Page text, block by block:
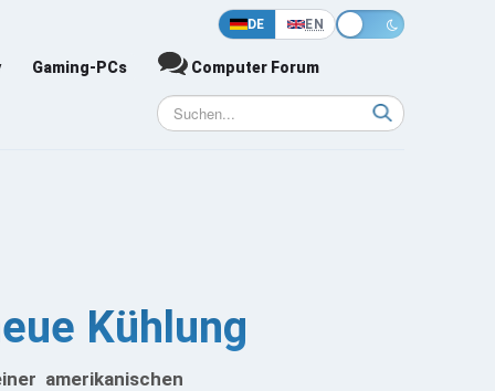
DE EN
Gaming-PCs Computer Forum
Kühlung
amerikanischen